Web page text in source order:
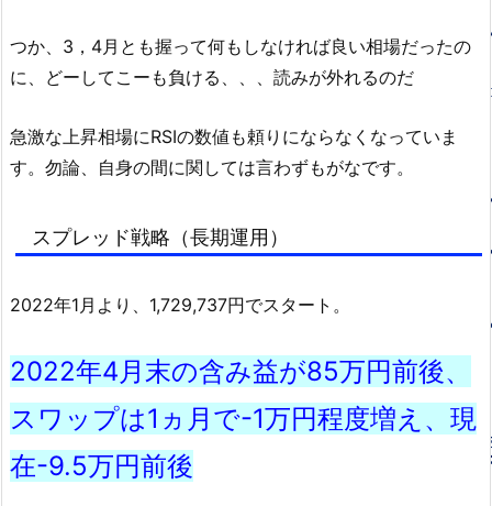
つか、3，4月とも握って何もしなければ良い相場だったの
に、どーしてこーも負ける、、、読みが外れるのだ
急激な上昇相場にRSIの数値も頼りにならなくなっていま
す。勿論、自身の間に関しては言わずもがなです。
スプレッド戦略（長期運用）
2022年1月より、1,729,737円でスタート。
2022年4月末の含み益が85万円前後、
スワップは1ヵ月で-1万円程度増え、現
在-9.5万円前後